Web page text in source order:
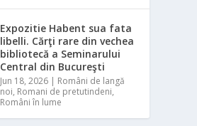
Expozitie Habent sua fata
libelli. Cărţi rare din vechea
bibliotecă a Seminarului
Central din Bucureşti
Jun 18, 2026 | Români de langă
noi, Romani de pretutindeni,
Români în lume